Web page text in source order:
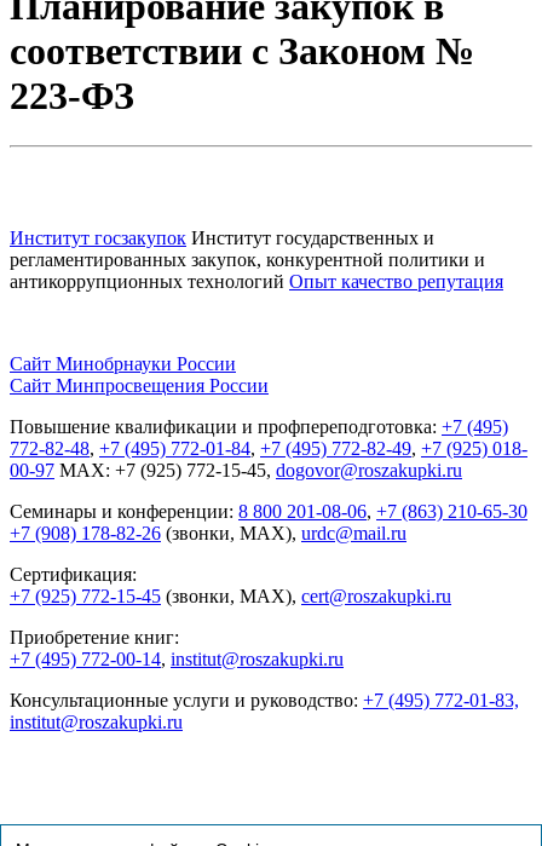
соответствии с Законом №
223-ФЗ
Институт госзакупок Институт государственных и
регламентированных закупок, конкурентной политики и
антикоррупционных технологий Опыт качество репутация
Сайт Минобрнауки России
Сайт Минпросвещения России
Повышение квалификации и профпереподготовка: +7 (495)
772-82-48, +7 (495) 772-01-84, +7 (495) 772-82-49, +7 (925) 018-
00-97 MAX: +7 (925) 772-15-45, dogovor@roszakupki.ru
Семинары и конференции: 8 800 201-08-06, +7 (863) 210-65-30
+7 (908) 178-82-26 (звонки, MAX), urdc@mail.ru
Сертификация:
+7 (925) 772-15-45 (звонки, MAX), cert@roszakupki.ru
Приобретение книг:
+7 (495) 772-00-14, institut@roszakupki.ru
Консультационные услуги и руководство: +7 (495) 772-01-83,
institut@roszakupki.ru